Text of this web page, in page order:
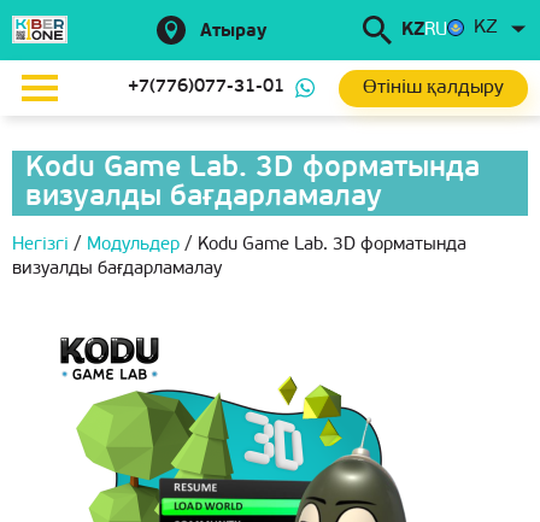
Атырау KZRU KZ
+7(776)077-31-01 Өтініш қалдыру
Kodu Game Lab. 3D форматында
визуалды бағдарламалау
Негізгі / Модульдер / Kodu Game Lab. 3D форматында
визуалды бағдарламалау